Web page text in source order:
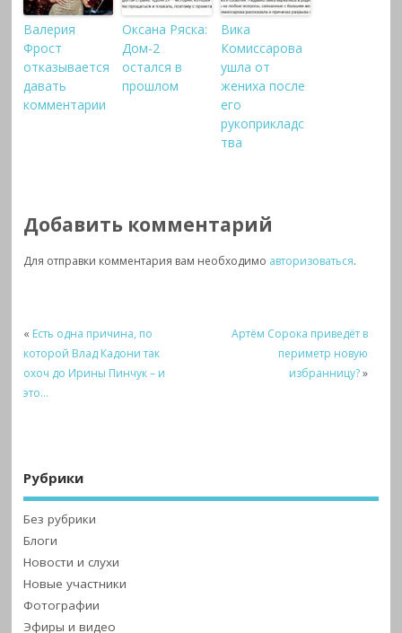
Валерия
Фрост
отказывается
давать
комментарии
Оксана Ряска:
Дом-2
остался в
прошлом
Вика
Комиссарова
ушла от
жениха после
его
рукоприкладс
тва
Добавить комментарий
Для отправки комментария вам необходимо авторизоваться.
« Есть одна причина, по
которой Влад Кадони так
охоч до Ирины Пинчук – и
это…
Артём Сорока приведёт в
периметр новую
избранницу?»
Рубрики
Без рубрики
Блоги
Новости и слухи
Новые участники
Фотографии
Эфиры и видео